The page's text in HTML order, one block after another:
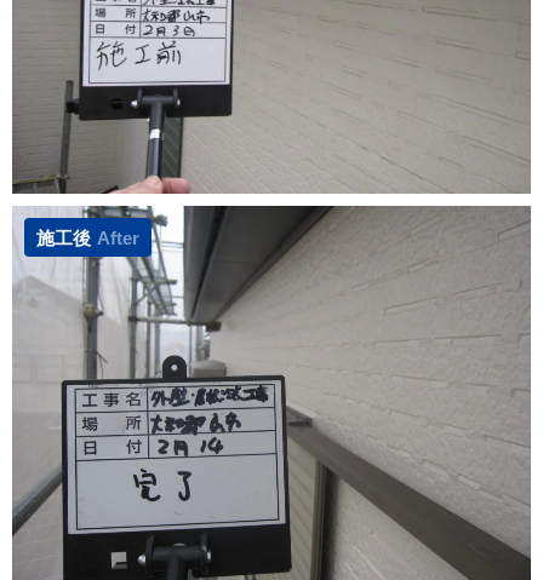
施工後 After